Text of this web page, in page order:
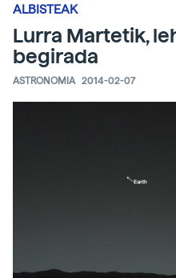
ALBISTEAK
Lurra Martetik,
begirada
ASTRONOMIA 2014-02-07